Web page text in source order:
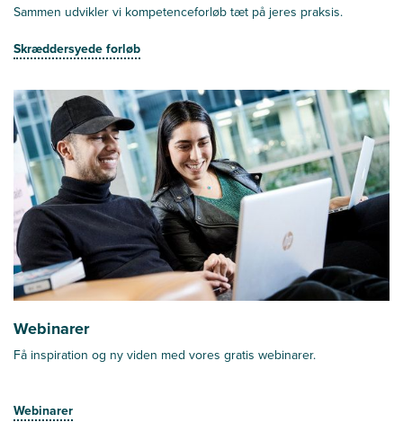
Sammen udvikler vi kompetenceforløb tæt på jeres praksis.
Skræddersyede forløb
Webinarer
Få inspiration og ny viden med vores gratis webinarer.
Webinarer